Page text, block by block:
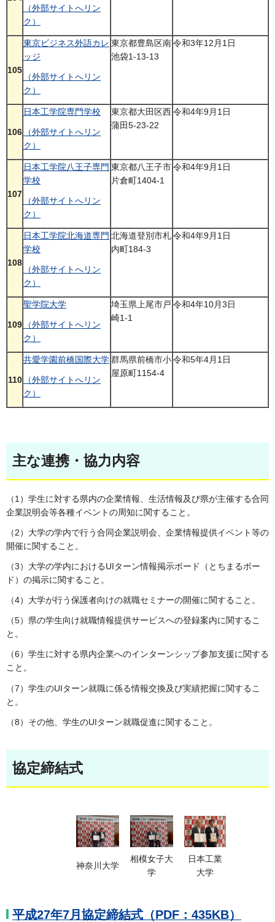
（外部サイトへリン
ク）
105
東京ビジネス外語カレ
ッジ
（外部サイトへリン
ク）
東京都豊島区南
池袋1-13-13
令和3年12月1日
106
日本工学院専門学校
（外部サイトへリン
ク）
東京都大田区西
蒲田5-23-22
令和4年9月1日
107
日本工学院八王子専門
学校
（外部サイトへリン
ク）
東京都八王子市
片倉町1404-1
令和4年9月1日
108
日本工学院北海道専門
学校
（外部サイトへリン
ク）
北海道登別市札
内町184-3
令和4年9月1日
109
聖学院大学
（外部サイトへリン
ク）
埼玉県上尾市戸
崎1-1
令和4年10月3日
110
共愛学園前橋国際大学
（外部サイトへリン
ク）
群馬県前橋市小
屋原町1154-4
令和5年4月1日
主な連携・協力内容
（1）学生に対する県内の企業情報、生活情報及び県が主催する合同
企業説明会等各種イベントの周知に関すること。
（2）大学の学内で行う合同企業説明会、企業情報提供イベント等の
開催に関すること。
（3）大学の学内におけるUIターン情報掲示ボード（とちまるボー
ド）の掲示に関すること。
（4）大学が行う保護者向けの就職セミナーの開催に関すること。
（5）県の学生向け就職情報提供サービスへの登録案内に関するこ
と。
（6）学生に対する県内企業へのインターンシップ参加支援に関する
こと。
（7）学生のUIターン就職に係る情報交換及び実績把握に関するこ
と。
（8）その他、学生のUIターン就職促進に関すること。
協定締結式
神奈川大学
相模女子大
学
日本工業
大学
平成27年7月協定締結式（PDF：435KB）